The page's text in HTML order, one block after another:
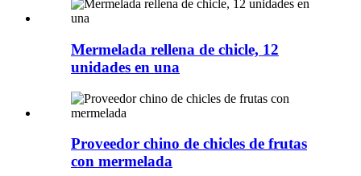
Mermelada rellena de chicle, 12
unidades en una
Proveedor chino de chicles de frutas
con mermelada